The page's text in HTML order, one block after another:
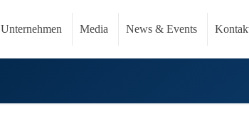
Unternehmen Media News & Events